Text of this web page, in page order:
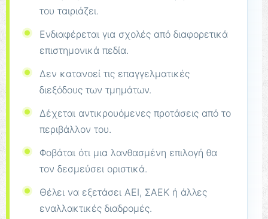
του ταιριάζει.
Ενδιαφέρεται για σχολές από διαφορετικά
επιστημονικά πεδία.
Δεν κατανοεί τις επαγγελματικές
διεξόδους των τμημάτων.
Δέχεται αντικρουόμενες προτάσεις από το
περιβάλλον του.
Φοβάται ότι μια λανθασμένη επιλογή θα
τον δεσμεύσει οριστικά.
Θέλει να εξετάσει ΑΕΙ, ΣΑΕΚ ή άλλες
εναλλακτικές διαδρομές.